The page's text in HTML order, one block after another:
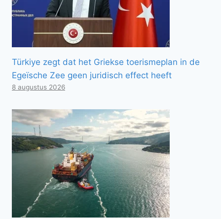
Türkiye zegt dat het Griekse toerismeplan in de
Egeïsche Zee geen juridisch effect heeft
8 augustus 2026